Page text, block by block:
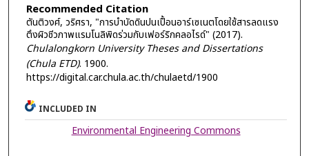
Recommended Citation
ตันติวงศ์, วริศรา, "การบำบัดดินปนเปื้อนอาร์เซเนตโดยใช้สารลดแรง
ตึงผิวชีวภาพแรมโนลิพิดร่วมกับเฟอร์ริกคลอไรด์" (2017).
Chulalongkorn University Theses and Dissertations
(Chula ETD). 1900.
https://digital.car.chula.ac.th/chulaetd/1900
INCLUDED IN
Environmental Engineering Commons